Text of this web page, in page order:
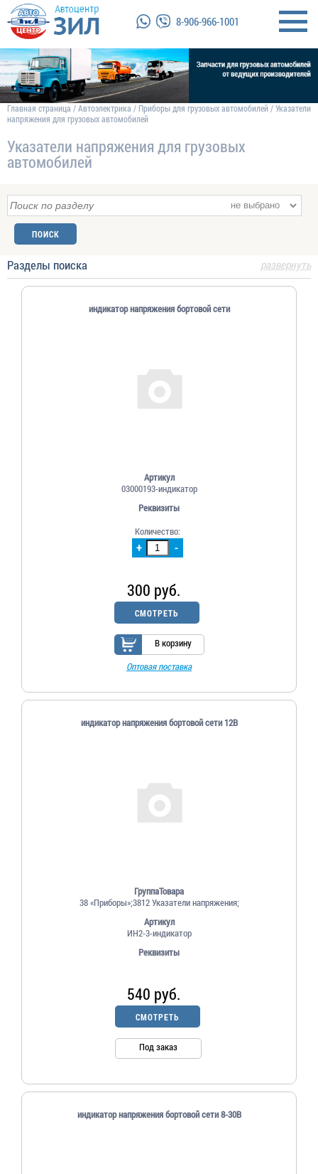
8-906-966-1001
Главная страница /Автоэлектрика / Приборы для грузовых автомобилей /Указатели
напряжения для грузовых автомобилей
Указатели напряжения для грузовых
автомобилей
развернуть
Разделы поиска
индикатор напряжения бортовой сети
Артикул
03000193-индикатор
Реквизиты
+ -
Количество:
300 руб.
СМОТРЕТЬ
В корзину
Оптовая поставка
индикатор напряжения бортовой сети 12В
ГруппаТовара
38 «Приборы»;3812 Указатели напряжения;
Артикул
ИН2-3-индикатор
Реквизиты
540 руб.
СМОТРЕТЬ
Под заказ
индикатор напряжения бортовой сети 8-30В